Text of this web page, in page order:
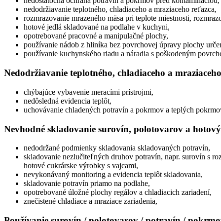
nedodržiavanie teplotného, chladiaceho a mraziaceho reťazca,
rozmrazovanie mrazeného mäsa pri teplote miestnosti,
hotové jedlá skladované na podlahe v kuchyni,
opotrebované pracovné a manipulačné plochy,
používanie nádob z hliníka bez povrchovej úpravy plochy
používanie kuchynského riadu a náradia s poškodeným
Nedodržiavanie teplotného, chladiaceho a
chýbajúce vybavenie meracími prístrojmi,
nedôsledná evidencia teplôt,
uchovávanie chladených potravín a pokrmov a teplých
Nevhodné skladovanie surovín, polotovarov a
nedodržané podmienky skladovania skladovaných potravín,
skladovanie nezlučiteľných druhov potravín, napr. surovín s
hotové cukrárske výrobky s vajcami,
nevykonávaný monitoring a evidencia teplôt skladovania,
skladovanie potravín priamo na podlahe,
opotrebované úložné plochy regálov a chladiacich zariadení,
znečistené chladiace a mraziace zariadenia,